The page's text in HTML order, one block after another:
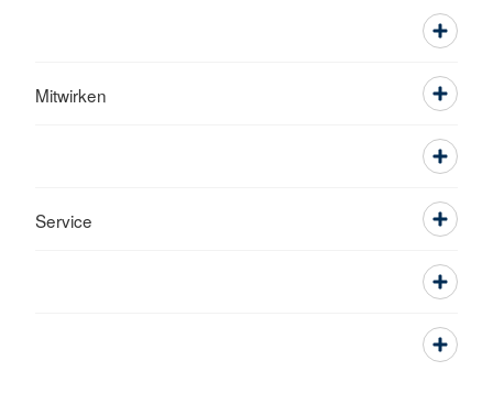
Mitwirken
Service